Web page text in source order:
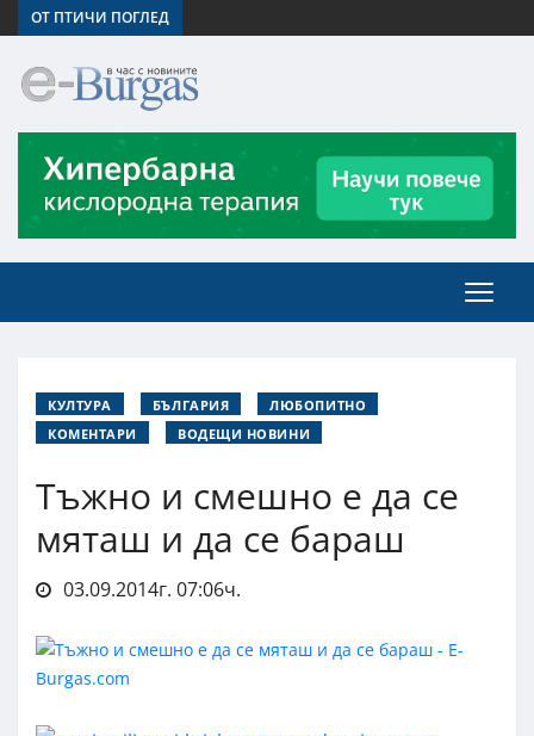
ОТ ПТИЧИ ПОГЛЕД
КУЛТУРА БЪЛГАРИЯ
ЛЮБОПИТНО
КОМЕНТАРИ
ВОДЕЩИ НОВИНИ
Тъжно и смешно е да се
мяташ и да се бараш
03.09.2014г. 07:06ч.